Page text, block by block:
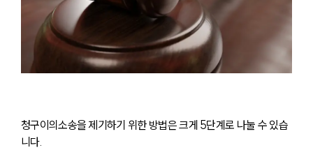
청구이의소송을 제기하기 위한 방법은 크게 5단계로 나눌 수 있습
니다.